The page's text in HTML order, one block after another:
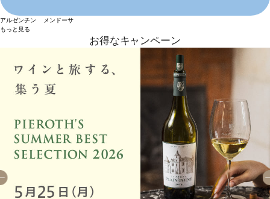
アルゼンチン メンドーサ
もっと見る
お得なキャンペーン